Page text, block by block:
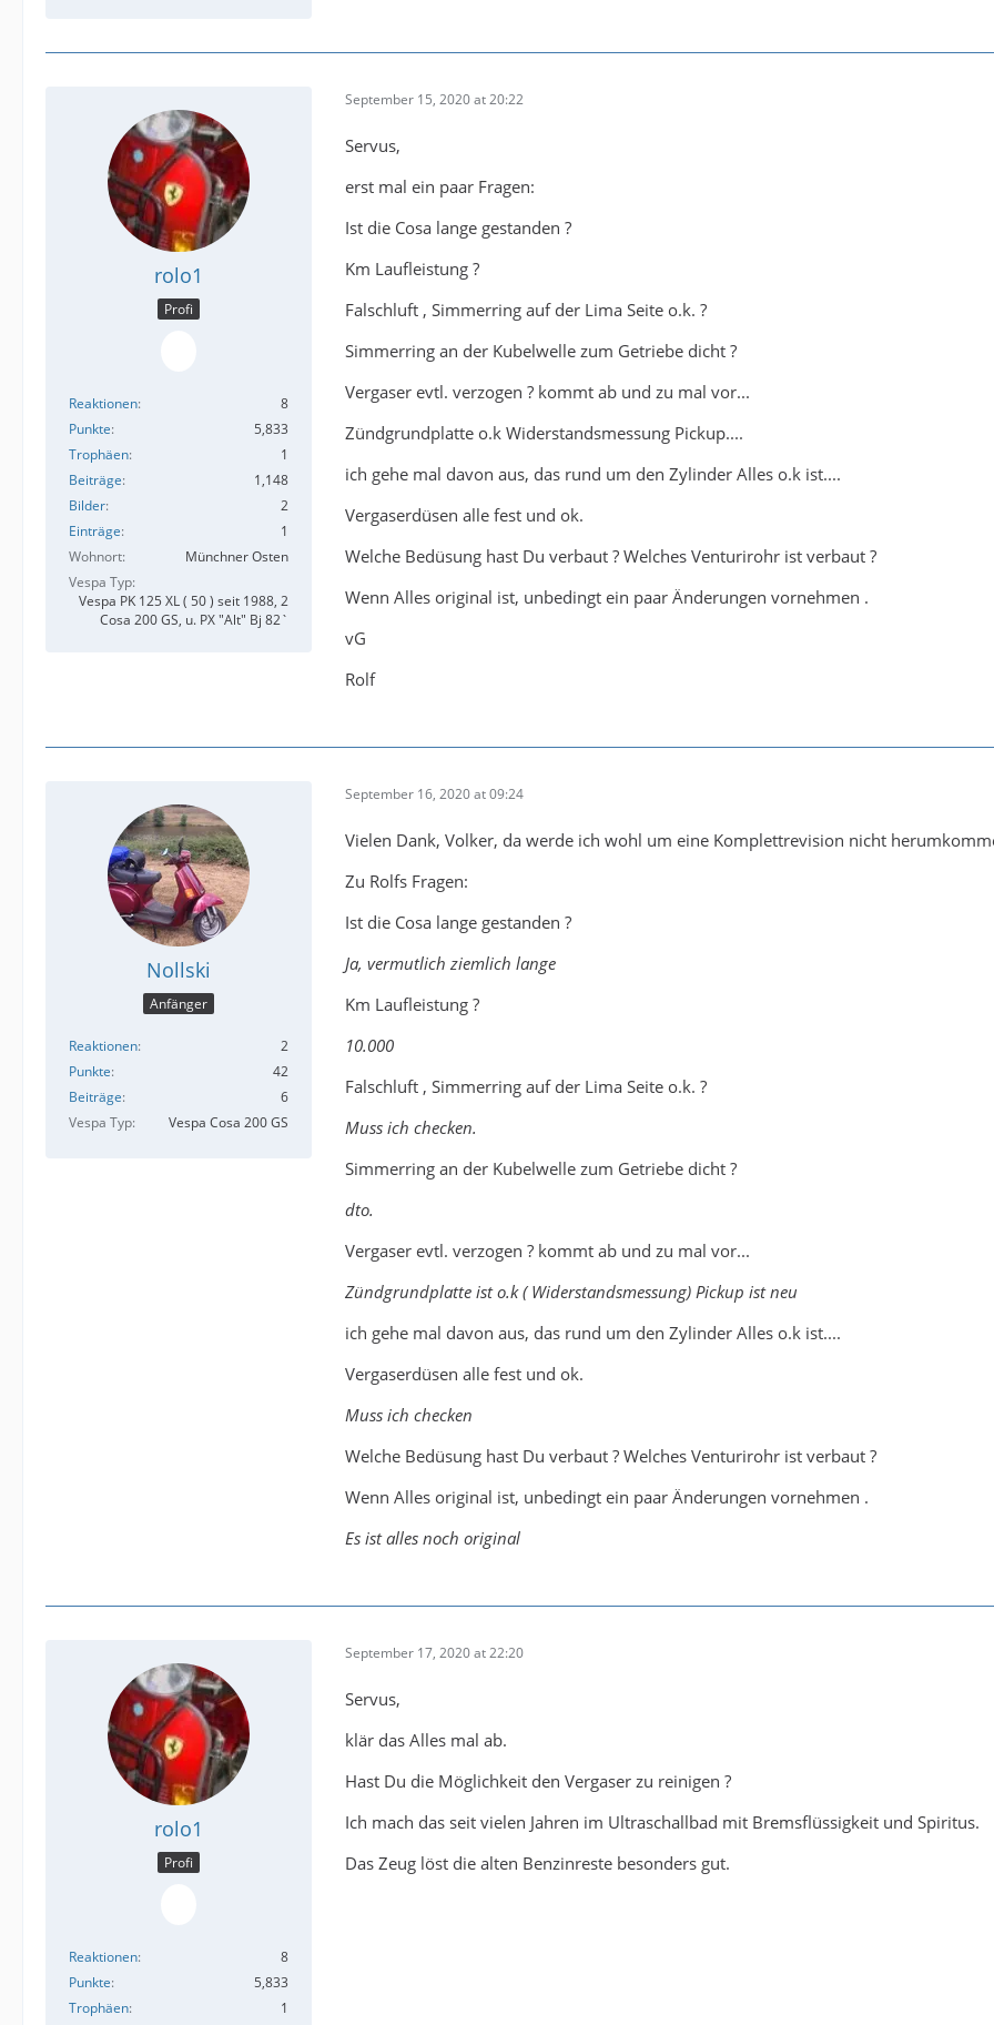
rolo1
Profi
Reaktionen
8
Punkte
5,833
Trophäen
1
Beiträge
1,148
Bilder
2
Einträge
1
Wohnort
Münchner Osten
Vespa Typ
Vespa PK 125 XL ( 50 ) seit 1988, 2
Cosa 200 GS, u. PX "Alt" Bj 82`
September 15, 2020 at 20:22
Servus,
erst mal ein paar Fragen:
Ist die Cosa lange gestanden ?
Km Laufleistung ?
Falschluft , Simmerring auf der Lima Seite o.k. ?
Simmerring an der Kubelwelle zum Getriebe dicht ?
Vergaser evtl. verzogen ? kommt ab und zu mal vor...
Zündgrundplatte o.k Widerstandsmessung Pickup....
ich gehe mal davon aus, das rund um den Zylinder Alles o.k ist....
Vergaserdüsen alle fest und ok.
Welche Bedüsung hast Du verbaut ? Welches Venturirohr ist verbaut ?
Wenn Alles original ist, unbedingt ein paar Änderungen vornehmen .
vG
Rolf
Nollski
Anfänger
Reaktionen
2
Punkte
42
Beiträge
6
Vespa Typ
Vespa Cosa 200 GS
September 16, 2020 at 09:24
Vielen Dank, Volker, da werde ich wohl um eine Komplettrevision nicht
Zu Rolfs Fragen:
Ist die Cosa lange gestanden ?
Ja, vermutlich ziemlich lange
Km Laufleistung ?
10.000
Falschluft , Simmerring auf der Lima Seite o.k. ?
Muss ich checken.
Simmerring an der Kubelwelle zum Getriebe dicht ?
dto.
Vergaser evtl. verzogen ? kommt ab und zu mal vor...
Zündgrundplatte ist o.k ( Widerstandsmessung) Pickup ist neu
ich gehe mal davon aus, das rund um den Zylinder Alles o.k ist....
Vergaserdüsen alle fest und ok.
Muss ich checken
Welche Bedüsung hast Du verbaut ? Welches Venturirohr ist verbaut ?
Wenn Alles original ist, unbedingt ein paar Änderungen vornehmen .
Es ist alles noch original
rolo1
Profi
Reaktionen
8
Punkte
5,833
Trophäen
1
September 17, 2020 at 22:20
Servus,
klär das Alles mal ab.
Hast Du die Möglichkeit den Vergaser zu reinigen ?
Ich mach das seit vielen Jahren im Ultraschallbad mit Bremsflüssigkeit und Spiritus.
Das Zeug löst die alten Benzinreste besonders gut.